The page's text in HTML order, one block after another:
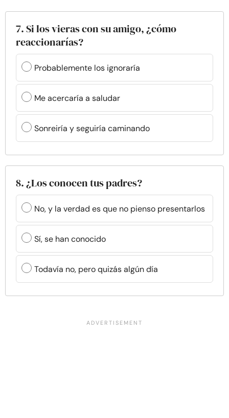
7. Si los vieras con su amigo, ¿cómo
reaccionarías?
Probablemente los ignoraría
Me acercaría a saludar
Sonreiría y seguiría caminando
8. ¿Los conocen tus padres?
No, y la verdad es que no pienso presentarlos
Sí, se han conocido
Todavía no, pero quizás algún día